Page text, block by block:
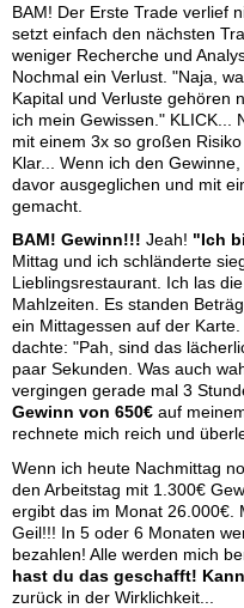
BAM! Der Erste Trade verlief
setzt einfach den nächsten
weniger Recherche und
Nochmal ein Verlust. "Naja,
Kapital und Verluste gehören
ich mein Gewissen." KLICK...
mit einem 3x so großen
Klar... Wenn ich den
davor ausgeglichen und mit
gemacht.
BAM! Gewinn!!! Jeah! "Ich
Mittag und ich schländerte
Lieblingsrestaurant. Ich las
Mahlzeiten. Es standen
ein Mittagessen auf der
dachte: "Pah, sind das
paar Sekunden. Was auch
vergingen gerade mal 3
Gewinn von 650€ auf
rechnete mich reich und
Wenn ich heute Nachmittag
den Arbeitstag mit 1.300€
ergibt das im Monat 26.000€.
Geil!!! In 5 oder 6 Monaten
bezahlen! Alle werden mich
hast du das geschafft!
zurück in der Wirklichkeit...